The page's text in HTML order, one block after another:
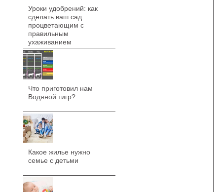
Уроки удобрений: как
сделать ваш сад
процветающим с
правильным
ухаживанием
Что приготовил нам
Водяной тигр?
Какое жилье нужно
семье с детьми